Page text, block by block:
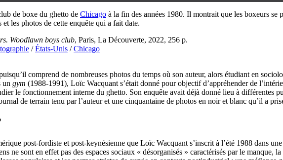
de boxe du ghetto de Chicago à la fin des années 1980. Il montrait que les boxeurs se
les photos de cette enquête qui a fait date.
Woodlawn boys club, Paris, La Découverte, 2022, 256 p.
/États-Unis /Chicago
comprend de nombreuses photos du temps où son auteur, alors étudiant en
un gym (1988-1991), Loïc Wacquant s’était donné pour objectif d’appréhender de
le fonctionnement interne du ghetto. Son enquête avait déjà donné lieu à différentes
de terrain tenu par l’auteur et une cinquantaine de photos en noir et blanc qu’il a
post-fordiste et post-keynésienne que Loïc Wacquant s’inscrit à l’été 1988 dans
ne sont en effet pas des espaces sociaux « désorganisés » caractérisés par le manque,